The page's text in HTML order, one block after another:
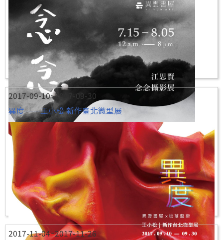
2017-09-10~2017-09-30
異度──王小松 新作臺北微型展
2017-11-04~2017-11-26